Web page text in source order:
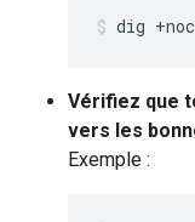
dig
Vérifiez que
vers les
Exemple :